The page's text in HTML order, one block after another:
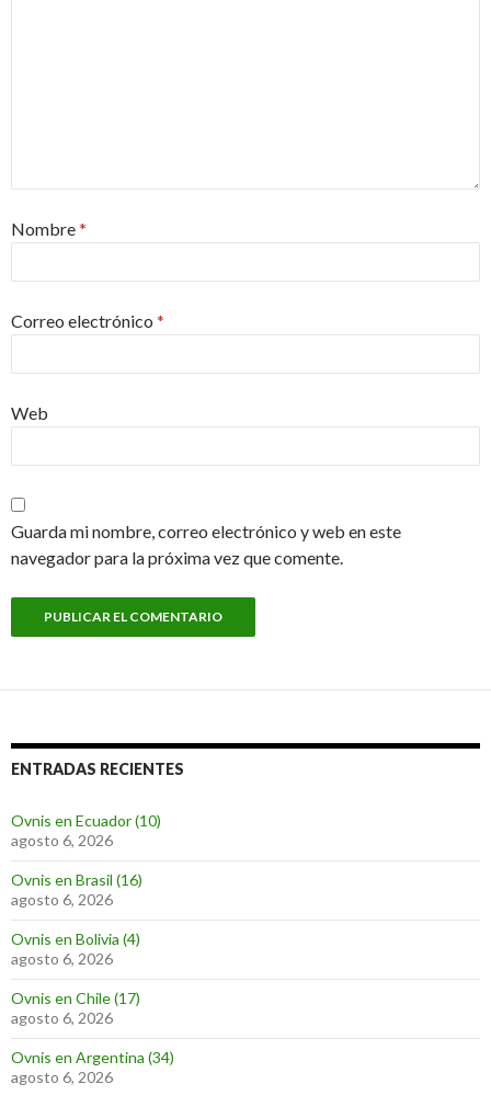
Nombre*
Correo electrónico *
Web
Guarda mi nombre, correo electrónico y web en este
navegador para la próxima vez que comente.
ENTRADAS RECIENTES
Ovnis en Ecuador (10)
agosto 6, 2026
Ovnis en Brasil (16)
agosto 6, 2026
Ovnis en Bolivia (4)
agosto 6, 2026
Ovnis en Chile (17)
agosto 6, 2026
Ovnis en Argentina (34)
agosto 6, 2026